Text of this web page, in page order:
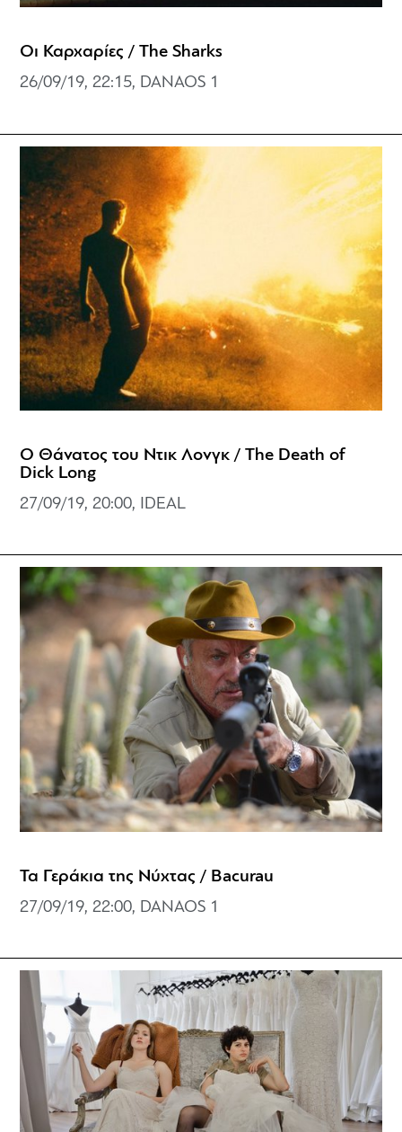
Οι Καρχαρίες / The Sharks
26/09/19, 22:15, DANAOS 1
Ο Θάνατος του Ντικ Λονγκ / The Death of
Dick Long
27/09/19, 20:00, IDEAL
Τα Γεράκια της Νύχτας / Bacurau
27/09/19, 22:00, DANAOS 1